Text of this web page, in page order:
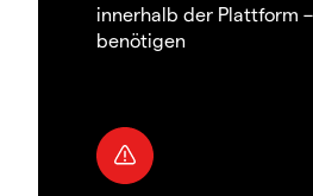
innerhalb der Plattform
benötigen